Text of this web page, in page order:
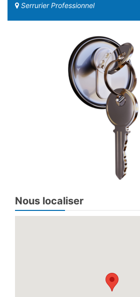
Serrurier Professionnel
Nous localiser